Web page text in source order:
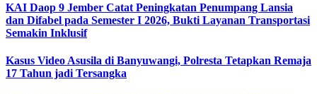
KAI Daop 9 Jember Catat Peningkatan Penumpang Lansia
dan Difabel pada Semester I 2026, Bukti Layanan Transportasi
Semakin Inklusif
Kasus Video Asusila di Banyuwangi, Polresta Tetapkan Remaja
17 Tahun jadi Tersangka